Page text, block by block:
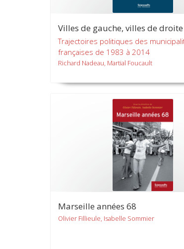
Villes de gauche, villes de droite
Trajectoires politiques des
françaises de 1983 à 2014
Richard Nadeau, Martial Foucault
Marseille années 68
Olivier Fillieule, Isabelle Sommier